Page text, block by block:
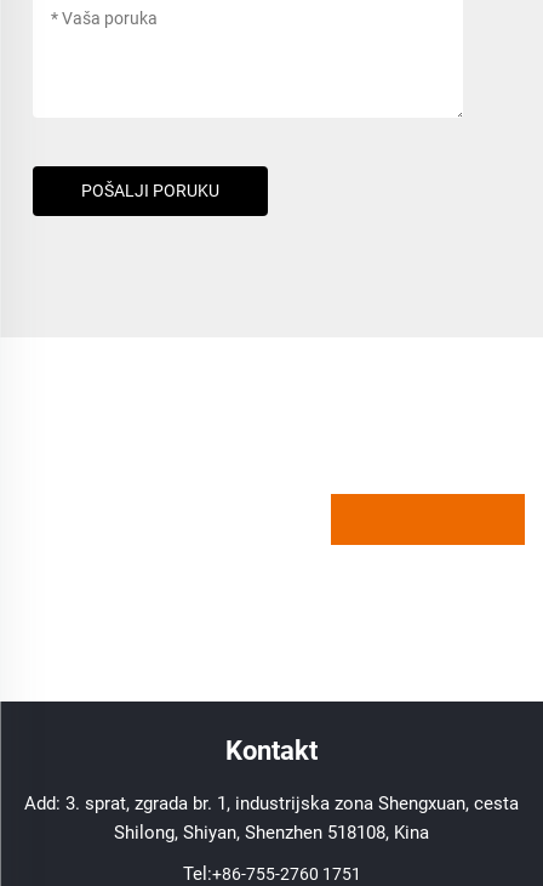
POŠALJI PORUKU
Kontakt
Add: 3. sprat, zgrada br. 1, industrijska zona Shengxuan, cesta
Shilong, Shiyan, Shenzhen 518108, Kina
Tel:+86-755-2760 1751